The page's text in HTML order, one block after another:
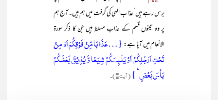
برس رہے ہیں‘عذابِ الٰہی کی گرفت میں ہم ہیں۔ آج ہم
پر وہ تینوں قسم کے عذاب مسلط ہیں جن کا ذکر سورۃ
الانعام میں آیا ہے:{…عَذَابًا مِّنۡ فَوۡقِکُمۡ اَوۡ مِنۡ
تَحۡتِ اَرۡجُلِکُمۡ اَوۡ یَلۡبِسَکُمۡ شِیَعًا وَّ یُذِیۡقَ بَعۡضَکُمۡ
بَاۡسَ بَعۡضٍ ؕ }(آیت ۶۵)۔